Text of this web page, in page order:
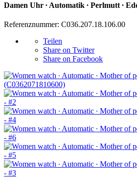
Damen Uhr ∙ Automatik ∙ Perlmutt ∙
Referenznummer: C036.207.18.106.00
Teilen
Share on Twitter
Share on Facebook